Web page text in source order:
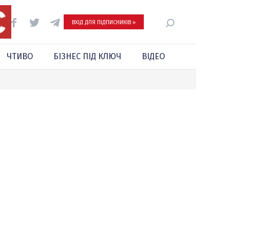
ВХІД ДЛЯ ПІДПИСНИКІВ »
ЧТИВО БІЗНЕС ПІД КЛЮЧ ВІДЕО